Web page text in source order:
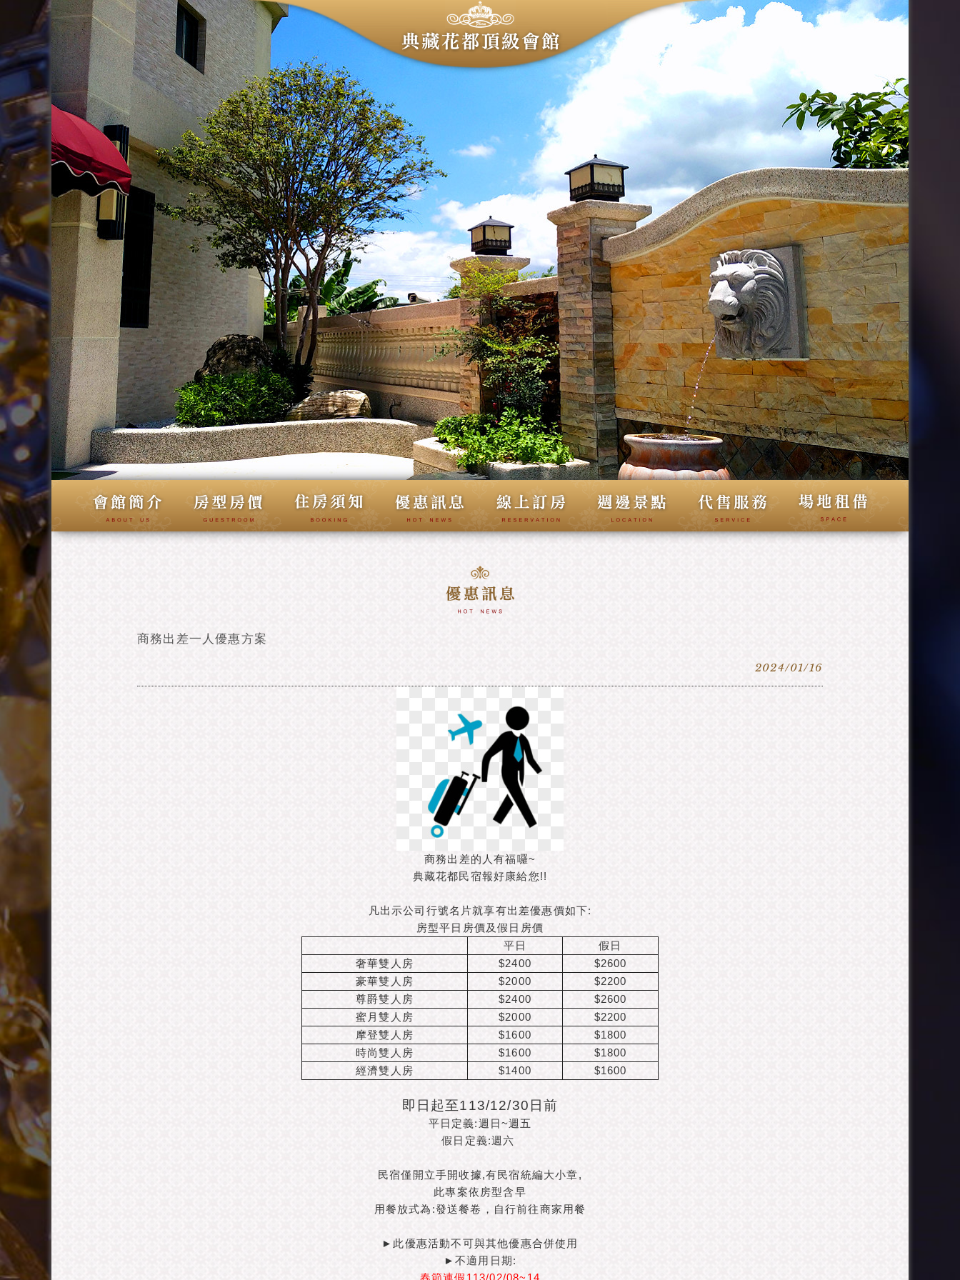
商務出差一人優惠方案
2024/01/16
商務出差的人有福囉~
典藏花都民宿報好康給您!!
凡出示公司行號名片就享有出差優惠價如下:
房型平日房價及假日房價
平日
假日
奢華雙人房
$2400
$2600
豪華雙人房
$2000
$2200
尊爵雙人房
$2400
$2600
蜜月雙人房
$2000
$2200
摩登雙人房
$1600
$1800
時尚雙人房
$1600
$1800
經濟雙人房
$1400 $1600
即日起至113/12/30日前
平日定義:週日~週五
假日定義:週六
民宿僅開立手開收據,有民宿統編大小章,
此專案依房型含早
用餐放式為:發送餐卷，自行前往商家用餐
►此優惠活動不可與其他優惠合併使用
►不適用日期:
春節連假113/02/08~14